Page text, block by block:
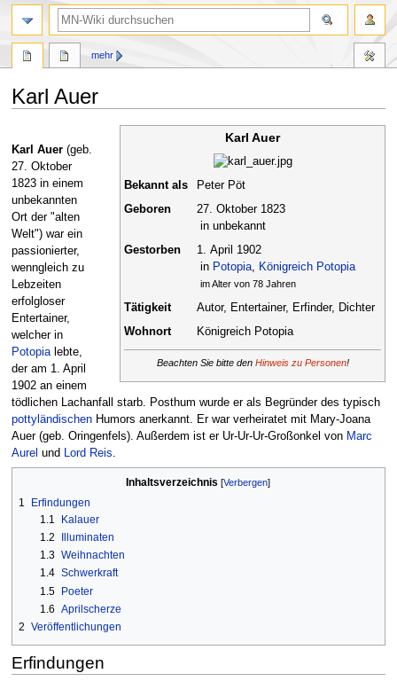
Karl Auer
Navigation
springen
Suche
springen
Karl Auer
Bekannt als
Peter Pöt
Geboren
27. Oktober 1823
in unbekannt
Gestorben
1. April 1902
in Potopia Königreich Potopia
im Alter von 78 Jahren
Tätigkeit
Autor, Entertainer, Erfinder, Dichter
Wohnort
Königreich Potopia
Beachten Sie bitte den Hinweis zu Personen!
Karl Auer(geb.
27. Oktober
1823 in einem
unbekannten
Ort der "alten
Welt") war ein
passionierter,
wenngleich zu
Lebzeiten
erfolgloser
Entertainer,
welcher in
Potopialebte,
der am 1. April
1902 an einem
tödlichen Lachanfall starb. Posthum wurde er als Begründer des typisch
pottyländischenHumors anerkannt. Er war verheiratet mit Mary-Joana
Auer (geb. Oringenfels). Außerdem ist er Ur-Ur-Ur-Großonkel von Marc
Aurel und Lord Reis
Inhaltsverzeichnis
1
Erfindungen
1.1
Kalauer
1.2
Illuminaten
1.3 Weihnachten
1.4 Schwerkraft
1.5 Poeter
1.6 Aprilscherze
2 Veröffentlichungen
Erfindungen
mehr
Suche